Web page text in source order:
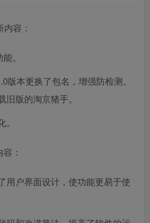
容：
。
版本更换了包名，增强防检测。
版的淘京猪手。
：
用户界面设计，使功能更易于使